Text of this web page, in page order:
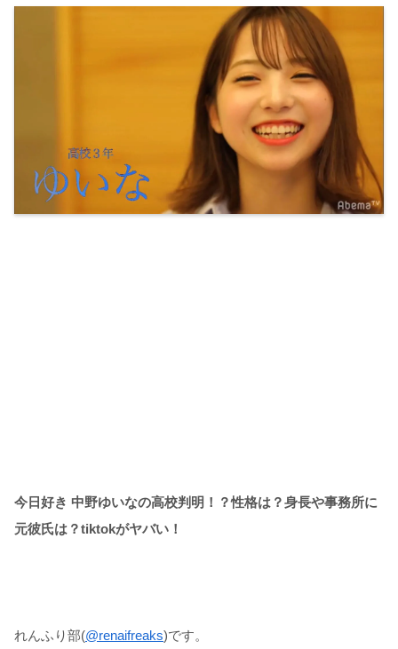
今日好き 中野ゆいなの高校判明！？性格は？身長や事務所に
元彼氏は？tiktokがヤバい！
れんふり部(@renaifreaks)です。